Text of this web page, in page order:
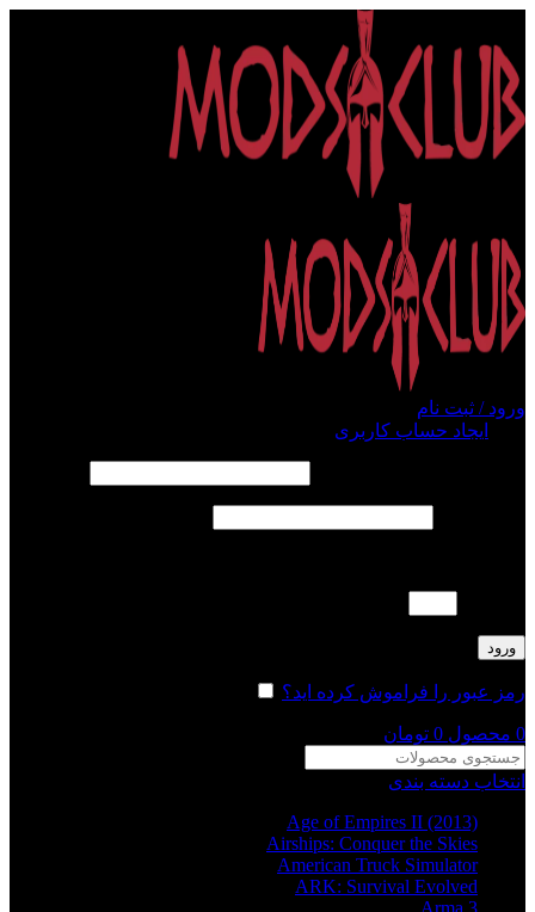
ورود / ثبت نام
ایجاد حساب کاربری
ورود
رمز عبور را فراموش کرده اید؟
0 محصول 0 تومان
انتخاب دسته بندی
Age of Empires II (2013)
Airships: Conquer the Skies
American Truck Simulator
ARK: Survival Evolved
Arma 3